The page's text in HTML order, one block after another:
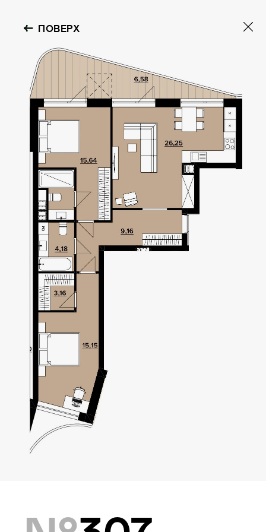
OBOLON HOUSE
Локація
Київ, Оболонський р-н
Статус
Проєктування
Комплекс складається з
двох будинків — 10 та
як частина природного
ПОВЕРХ